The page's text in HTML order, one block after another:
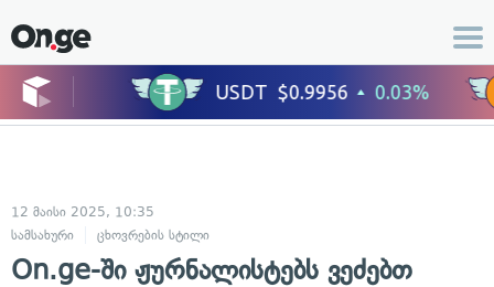
12 მაისი 2025, 10:35
სამსახური
ცხოვრების სტილი
On.ge-ში ჟურნალისტებს ვეძებთ